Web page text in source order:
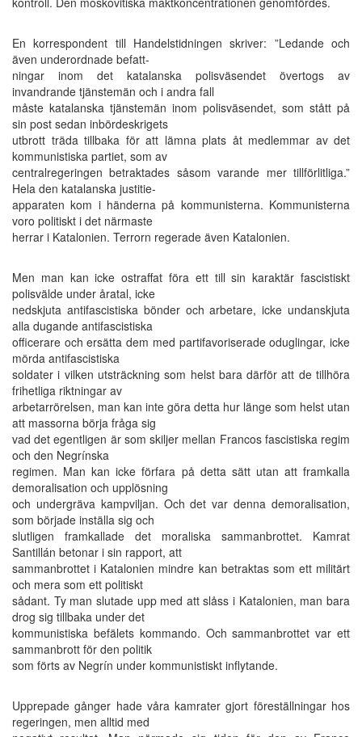
En korrespondent till Handelstidningen skriver: ”Ledande och
även underordnade befatt-
ningar inom det katalanska polisväsendet övertogs av
invandrande tjänstemän och i andra fall
måste katalanska tjänstemän inom polisväsendet, som stått på
sin post sedan inbördeskrigets
utbrott träda tillbaka för att lämna plats åt medlemmar av det
kommunistiska partiet, som av
centralregeringen betraktades såsom varande mer tillförlitliga.”
Hela den katalanska justitie-
apparaten kom i händerna på kommunisterna. Kommunisterna
voro politiskt i det närmaste
herrar i Katalonien. Terrorn regerade även Katalonien.
Men man kan icke ostraffat föra ett till sin karaktär fascistiskt
polisvälde under åratal, icke
nedskjuta antifascistiska bönder och arbetare, icke undanskjuta
alla dugande antifascistiska
officerare och ersätta dem med partifavoriserade oduglingar, icke
mörda antifascistiska
soldater i vilken utsträckning som helst bara därför att de tillhöra
frihetliga riktningar av
arbetarrörelsen, man kan inte göra detta hur länge som helst utan
att massorna börja fråga sig
vad det egentligen är som skiljer mellan Francos fascistiska regim
och den Negrínska
regimen. Man kan icke förfara på detta sätt utan att framkalla
demoralisation och upplösning
och undergräva kampviljan. Och det var denna demoralisation,
som började inställa sig och
slutligen framkallade det moraliska sammanbrottet. Kamrat
Santillán betonar i sin rapport, att
sammanbrottet i Katalonien mindre kan betraktas som ett militärt
och mera som ett politiskt
sådant. Ty man slutade upp med att slåss i Katalonien, man bara
drog sig tillbaka under det
kommunistiska befälets kommando. Och sammanbrottet var ett
sammanbrott för den politik
som förts av Negrín under kommunistiskt inflytande.
Upprepade gånger hade våra kamrater gjort föreställningar hos
regeringen, men alltid med